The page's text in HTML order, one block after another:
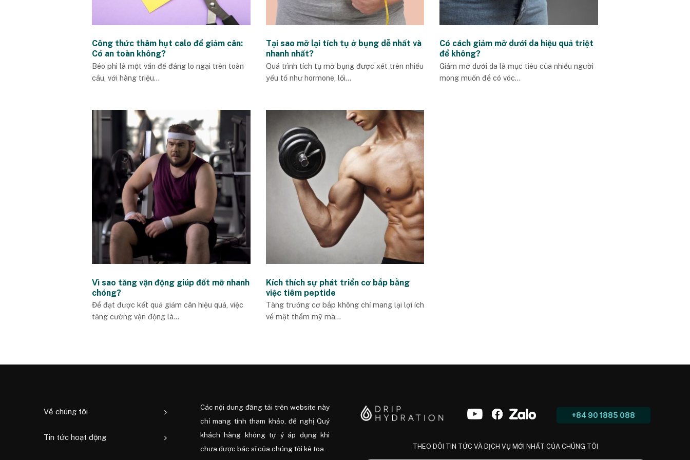
Công thức thâm hụt calo để giảm cân:
Có an toàn không?
Béo phì là một vấn đề đáng lo ngại trên toàn
cầu, với hàng triệu...
Tại sao mỡ lại tích tụ ở bụng dễ nhất và
nhanh nhất?
Quá trình tích tụ mỡ bụng được xét trên nhiều
yếu tố như hormone, lối...
Có cách giảm mỡ dưới da hiệu quả triệt
để không?
Giảm mỡ dưới da là mục tiêu của nhiều người
mong muốn để có vóc...
Vì sao tăng vận động giúp đốt mỡ nhanh
chóng?
Để đạt được kết quả giảm cân hiệu quả, việc
tăng cường vận động là...
Kích thích sự phát triển cơ bắp bằng
việc tiêm peptide
Tăng trưởng cơ bắp không chỉ mang lại lợi ích
về mặt thẩm mỹ mà...
Về chúng tôi
Tin tức hoạt động
Các nội dung đăng tải trên website này
chỉ mang tính tham khảo, đề nghị Quý
khách hàng không tự ý áp dụng khi
chưa được bác sĩ của chúng tôi kê toa.
+84 90 1885 088
THEO DÕI TIN TỨC VÀ DỊCH VỤ MỚI NHẤT CỦA CHÚNG TÔI